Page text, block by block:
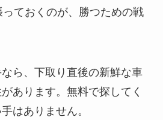
ておくのが、勝つための戦
ら、下取り直後の新鮮な車
あります。無料で探してく
はありません。